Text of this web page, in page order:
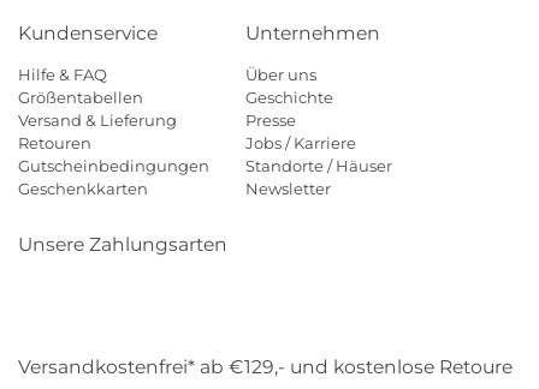
Kundenservice
Hilfe & FAQ
Größentabellen
Versand & Lieferung
Retouren
Gutscheinbedingungen
Geschenkkarten
Unternehmen
Über uns
Geschichte
Presse
Jobs / Karriere
Standorte / Häuser
Newsletter
Unsere Zahlungsarten
Versandkostenfrei* ab €129,- und kostenlose Retoure